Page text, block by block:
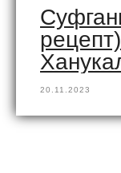
20.11.2023